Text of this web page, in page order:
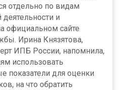
отдельно по видам
и
официальном сайте
Ирина Князятова,
ИПБ России, напомнила,
использовать
показатели для оценки
на что обратить